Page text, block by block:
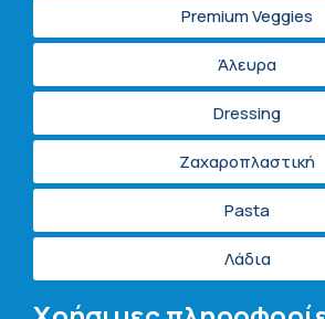
Premium Veggies
Άλευρα
Dressing
Ζαχαροπλαστική
Pasta
Λάδια